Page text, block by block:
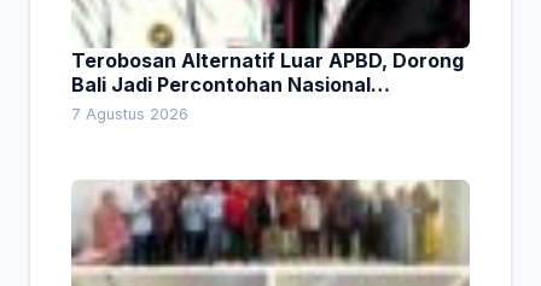
Terobosan Alternatif Luar APBD, Dorong
Bali Jadi Percontohan Nasional
Pembiayaan Daerah
7 Agustus 2026